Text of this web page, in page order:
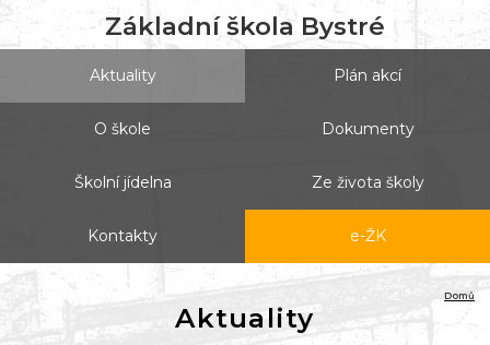
Základní škola Bystré
Aktuality Plán akcí
O škole Dokumenty
Školní jídelna Ze života školy
Kontakty e-ŽK
Domů
Aktuality